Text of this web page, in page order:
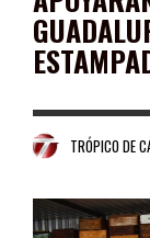
TRÓPICO DE